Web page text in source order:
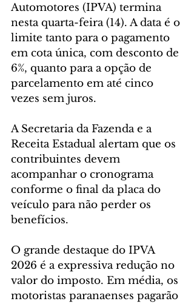
Automotores (IPVA) termina
nesta quarta-feira (14). A data é o
limite tanto para o pagamento
em cota única, com desconto de
6%, quanto para a opção de
parcelamento em até cinco
vezes sem juros.
A Secretaria da Fazenda e a
Receita Estadual alertam que os
contribuintes devem
acompanhar o cronograma
conforme o final da placa do
veículo para não perder os
benefícios.
O grande destaque do IPVA
2026 é a expressiva redução no
valor do imposto. Em média, os
motoristas paranaenses pagarão